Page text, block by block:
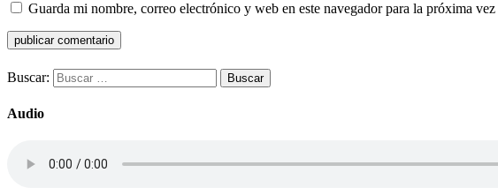
Guarda mi nombre, correo electrónico y web en este navegador para la próxima vez
Buscar:
Audio